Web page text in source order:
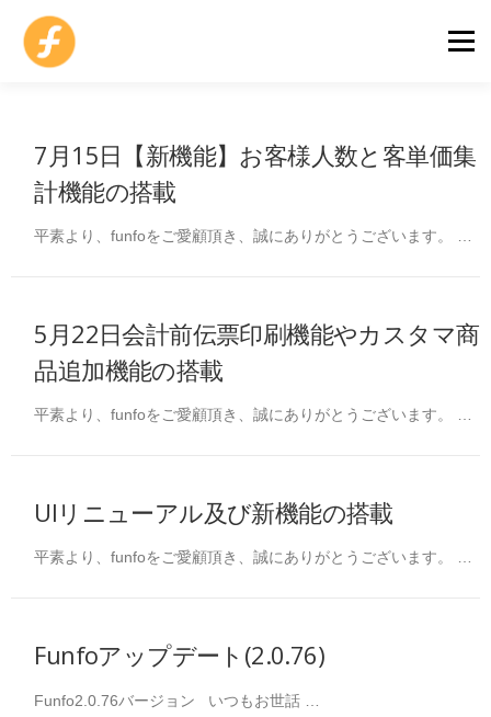
メニ
料金プランと機器 サポートセンター
7月15日【新機能】お客様人数と客単価集
計機能の搭載
平素より、funfoをご愛顧頂き、誠にありがとうございます。 …
5月22日会計前伝票印刷機能やカスタマ商
品追加機能の搭載
平素より、funfoをご愛顧頂き、誠にありがとうございます。 …
UIリニューアル及び新機能の搭載
平素より、funfoをご愛顧頂き、誠にありがとうございます。 …
Funfoアップデート(2.0.76)
Funfo2.0.76バージョン いつもお世話 …